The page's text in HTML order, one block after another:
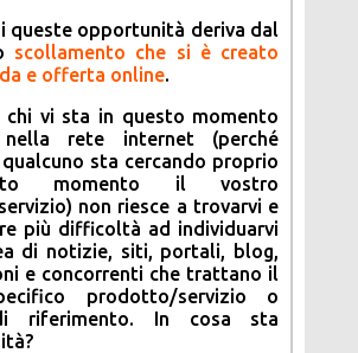
queste opportunità deriva dal
scollamento che si è creato
e offerta online.
chi vi sta in questo momento
nella rete internet (perché
sta cercando proprio
momento il vostro
non riesce a trovarvi e
più difficoltà ad individuarvi
di notizie, siti, portali, blog,
e concorrenti che trattano il
prodotto/servizio o
riferimento. In cosa sta